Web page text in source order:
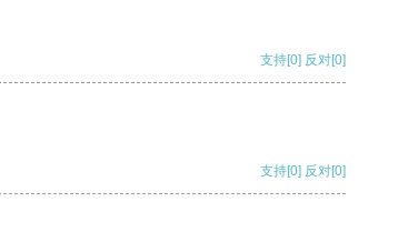
支持[0] 反对[0]
支持[0] 反对[0]